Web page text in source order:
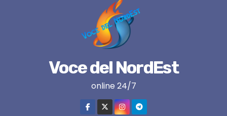
Voce del NordEst
online 24/7